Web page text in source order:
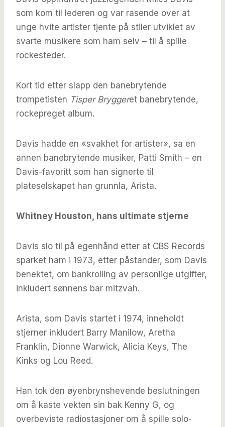
som kom til lederen og var rasende over at
unge hvite artister tjente på stiler utviklet av
svarte musikere som ham selv – til å spille
rockesteder.
Kort tid etter slapp den banebrytende
trompetisten Tisper Bryggeret banebrytende,
rockepreget album.
Davis hadde en «svakhet for artister», sa en
annen banebrytende musiker, Patti Smith – en
Davis-favoritt som han signerte til
plateselskapet han grunnla, Arista.
Whitney Houston, hans ultimate stjerne
Davis slo til på egenhånd etter at CBS Records
sparket ham i 1973, etter påstander, som Davis
benektet, om bankrolling av personlige utgifter,
inkludert sønnens bar mitzvah.
Arista, som Davis startet i 1974, inneholdt
stjerner inkludert Barry Manilow, Aretha
Franklin, Dionne Warwick, Alicia Keys, The
Kinks og Lou Reed.
Han tok den øyenbrynshevende beslutningen
om å kaste vekten sin bak Kenny G, og
overbeviste radiostasjoner om å spille solo-